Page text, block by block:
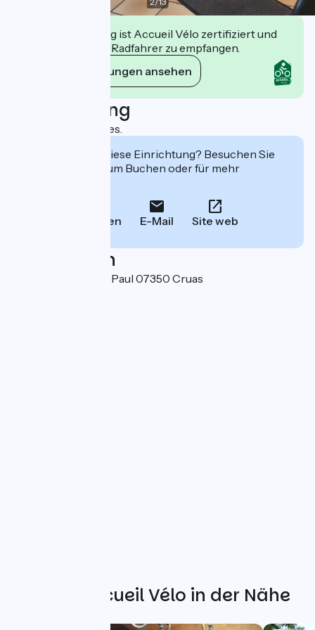
Diese Einrichtung ist Accueil Vélo zertifiziert und
verpflichtet sich, Radfahrer zu empfangen.
Ihre Verpflichtungen ansehen
Beschreibung
Villa classée 3 étoiles.
Interessiert Sie diese Einrichtung? Besuchen Sie
deren Website zum Buchen oder für mehr
Anrufen E-Mail Site web
Localisation
366 avenue Marcel Paul 07350 Cruas
Weitere Accueil Vélo in der Nähe